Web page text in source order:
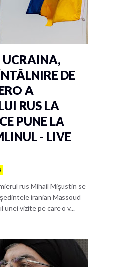
DE
A
RUS LA
PUNE LA
- LIVE
rus Mihail Mişustin se
iranian Massoud
unei vizite pe care o v...